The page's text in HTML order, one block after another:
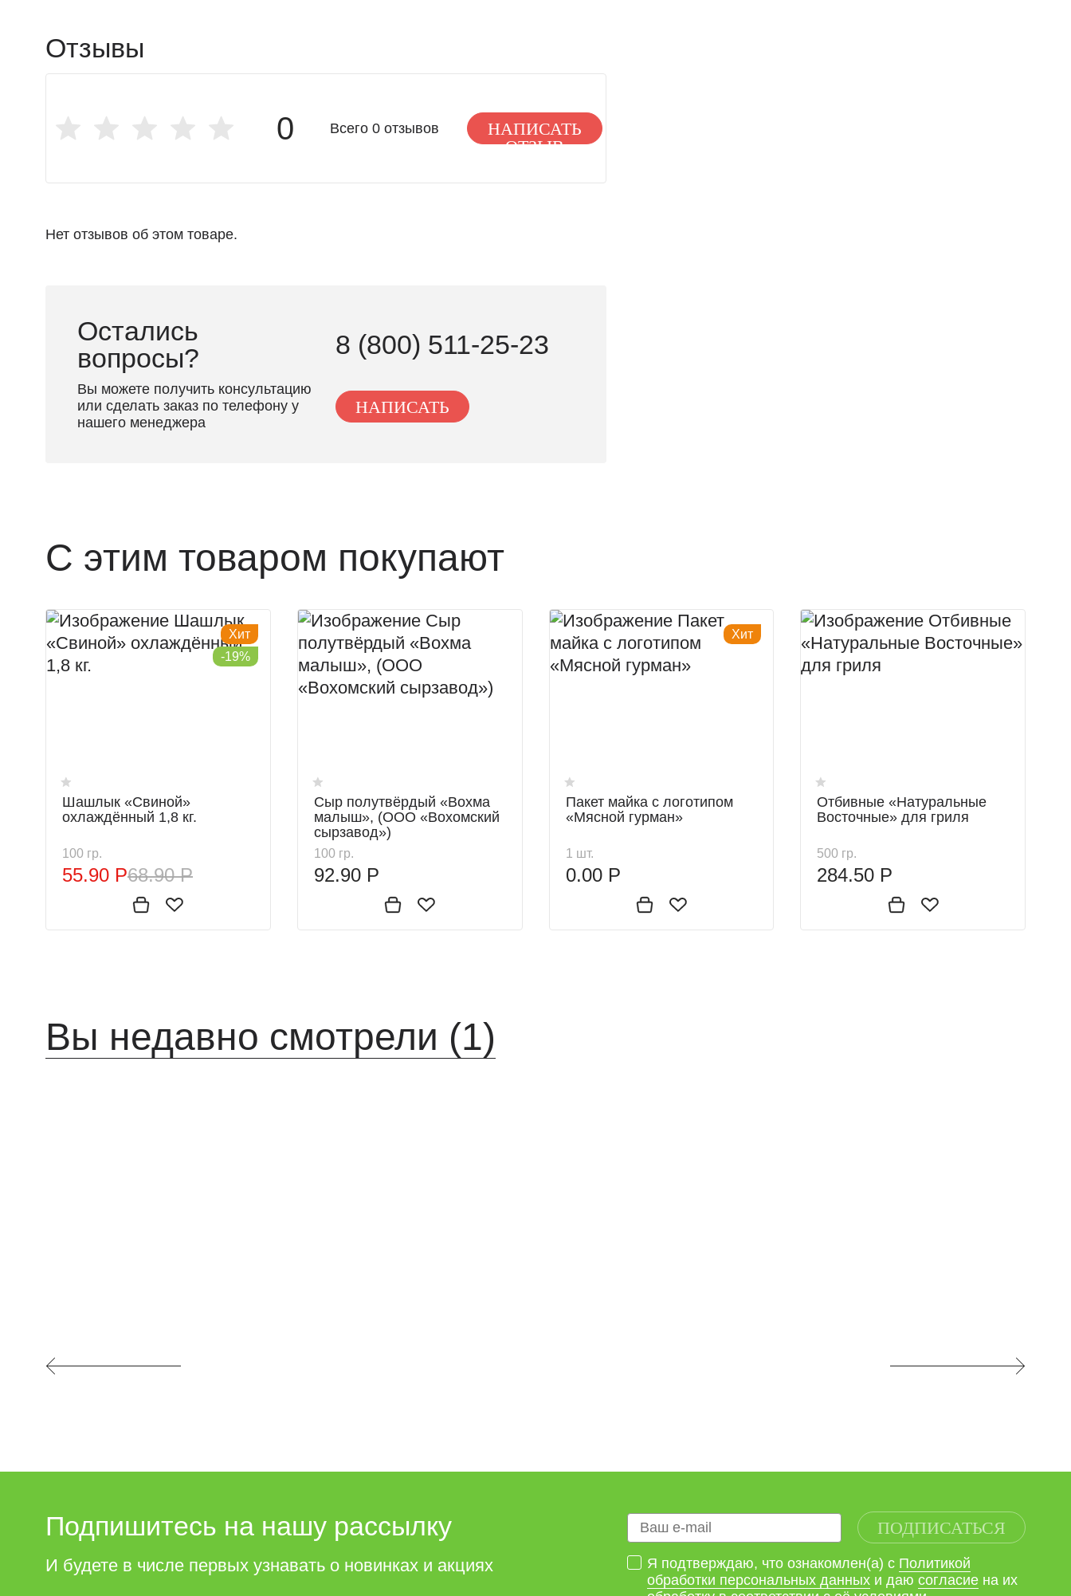
Отзывы
0 Всего 0 отзывов
НАПИСАТЬ
ОТЗЫВ
Нет отзывов об этом товаре.
Остались
вопросы?
Вы можете получить консультацию
или сделать заказ по телефону у
нашего менеджера
8 (800) 511-25-23
НАПИСАТЬ
С этим товаром покупают
Хит
-19%
Шашлык «Свиной»
охлаждённый 1,8 кг.
100 гр.
55.90 Р68.90 Р
Сыр полутвёрдый «Вохма
малыш», (ООО «Вохомский
сырзавод»)
100 гр.
92.90 Р
Хит
Пакет майка с логотипом
«Мясной гурман»
1 шт.
0.00 Р
Отбивные «Натуральные
Восточные» для гриля
500 гр.
284.50 Р
Вы недавно смотрели (1)
Подпишитесь на нашу рассылку
И будете в числе первых узнавать о новинках и акциях
ПОДПИСАТЬСЯ
Я подтверждаю, что ознакомлен(а) с Политикой
обработки персональных данных и даюсогласие на их